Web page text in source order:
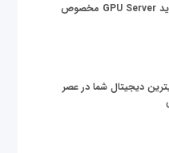
قیمت سرور گرافیکی | خرید GPU Server مخصوص
دیجیتال شما در عصر